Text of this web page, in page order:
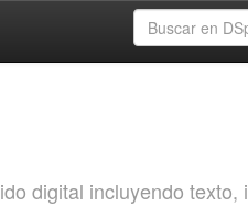
digital incluyendo texto,